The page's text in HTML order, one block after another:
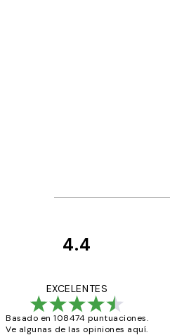
4.4
EXCELENTES
Basado en 108474 puntuaciones.
Ve algunas de las opiniones aquí.